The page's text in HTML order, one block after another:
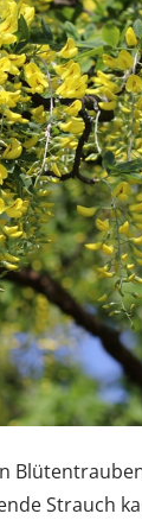
Strauch